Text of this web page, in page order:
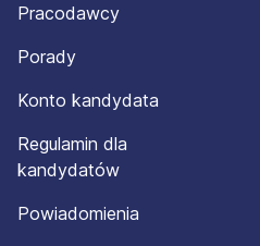
Pracodawcy
Porady
Konto kandydata
Regulamin dla
kandydatów
Powiadomienia